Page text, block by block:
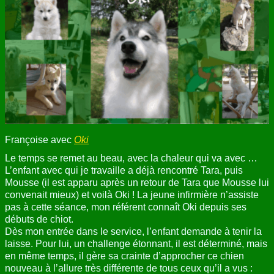
ANNUAIRE
CONTACT
Françoise avec Oki
Le temps se remet au beau, avec la chaleur qui va avec …
L’enfant avec qui je travaille a déjà rencontré Tara, puis
Mousse (il est apparu après un retour de Tara que Mousse lui
convenait mieux) et voilà Oki ! La jeune infirmière n’assiste
pas à cette séance, mon référent connaît Oki depuis ses
débuts de chiot.
Dès mon entrée dans le service, l’enfant demande à tenir la
laisse. Pour lui, un challenge étonnant, il est déterminé, mais
en même temps, il gère sa crainte d’approcher ce chien
nouveau à l’allure très différente de tous ceux qu’il a vus :